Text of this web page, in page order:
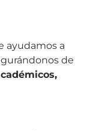
ayudamos a
de